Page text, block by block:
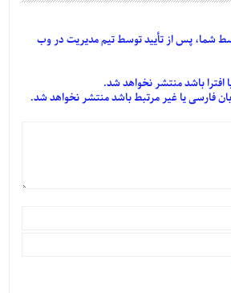
شما، پس ازتأییدتوسط تیم مدیریت در وب
باشد منتشر نخواهد شد.
فارسی یا غیر مرتبط باشد منتشر نخواهد شد.